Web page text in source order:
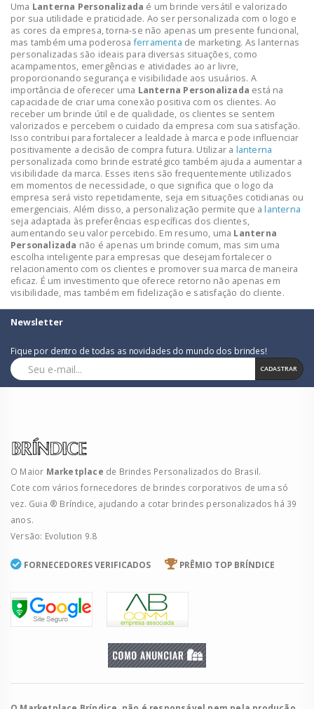
Uma Lanterna Personalizada é um brinde versátil e valorizado
por sua utilidade e praticidade. Ao ser personalizada com o logo e
as cores da empresa, torna-se não apenas um presente funcional,
mas também uma poderosaferramenta de marketing. As lanternas
personalizadas são ideais para diversas situações, como
acampamentos, emergências e atividades ao ar livre,
proporcionando segurança e visibilidade aos usuários. A
importância de oferecer uma Lanterna Personalizada está na
capacidade de criar uma conexão positiva com os clientes. Ao
receber um brinde útil e de qualidade, os clientes se sentem
valorizados e percebem o cuidado da empresa com sua satisfação.
Isso contribui para fortalecer a lealdade à marca e pode influenciar
positivamente a decisão de compra futura. Utilizar a lanterna
personalizada como brinde estratégico também ajuda a aumentar a
visibilidade da marca. Esses itens são frequentemente utilizados
em momentos de necessidade, o que significa que o logo da
empresa será visto repetidamente, seja em situações cotidianas ou
emergenciais. Além disso, a personalização permite que alanterna
seja adaptada às preferências específicas dos clientes,
aumentando seu valor percebido. Em resumo, uma Lanterna
Personalizada não é apenas um brinde comum, mas sim uma
escolha inteligente para empresas que desejam fortalecer o
relacionamento com os clientes e promover sua marca de maneira
eficaz. É um investimento que oferece retorno não apenas em
visibilidade, mas também em fidelização e satisfação do cliente.
Newsletter
Fique por dentro de todas as novidades do mundo dos brindes!
CADASTRAR
O Maior Marketplace de Brindes Personalizados do Brasil.
Cote com vários fornecedores de brindes corporativos de uma só
vez. Guia ® Bríndice, ajudando a cotar brindes personalizados há 39
anos.
Versão: Evolution 9.8
FORNECEDORES VERIFICADOS PRÊMIO TOP BRÍNDICE